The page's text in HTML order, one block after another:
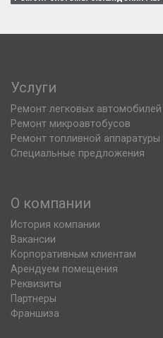
Услуги
Ремонт легковых автомобилей
Ремонт микроавтобусов
Ремонт топливной аппаратуры
Специальные предложения
О компании
История компании
Вакансии
Корпоративным клиентам
Арендуем помещения
Реквизиты
Партнеры
Франшиза